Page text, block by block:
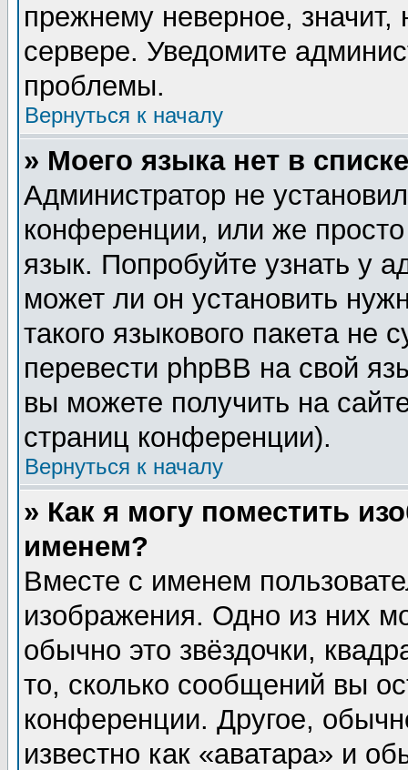
прежнему неверное,
сервере. Уведомите
проблемы.
Вернуться к началу
» Моего языка нет в
Администратор не
конференции, или же
язык. Попробуйте узнать у
может ли он установить
такого языкового пакета не
перевести phpBB на свой
вы можете получить на
страниц конференции).
Вернуться к началу
» Как я могу поместить
именем?
Вместе с именем
изображения. Одно из них
обычно это звёздочки,
то, сколько сообщений вы
конференции. Другое,
известно как «аватара» и